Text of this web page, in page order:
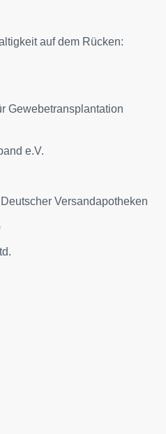
auf dem Rücken:
Gewebetransplantation
e.V.
Versandapotheken